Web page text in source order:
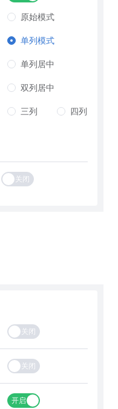
原始模式
单列模式
单列居中
双列居中
三列 四列
关闭
关闭
关闭
开启